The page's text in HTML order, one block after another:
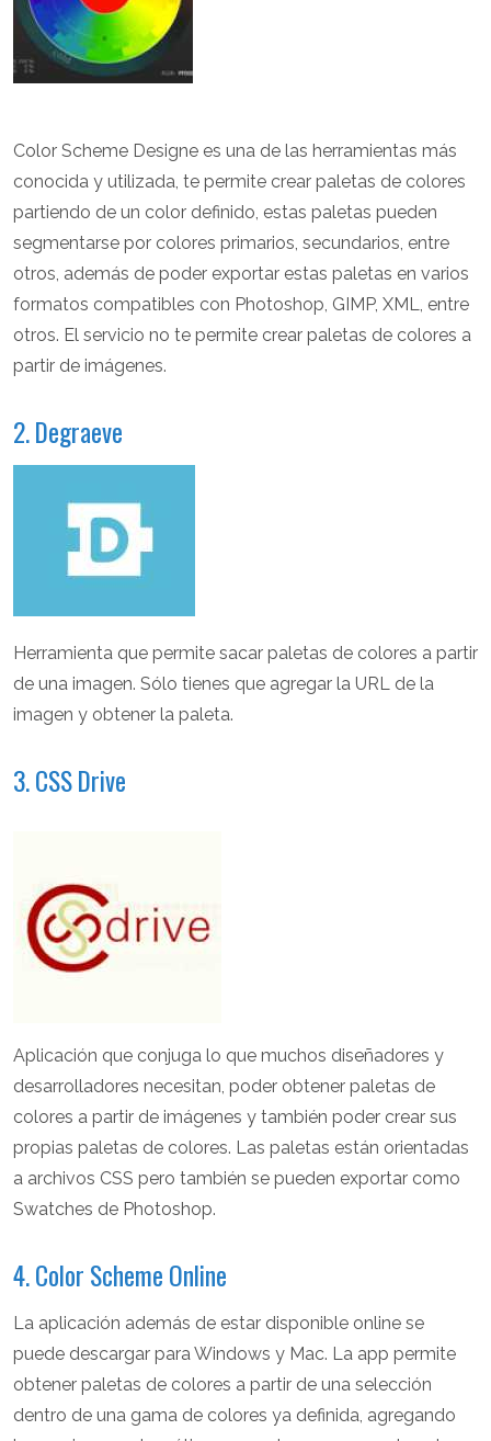
Color Scheme Designe es una de las herramientas más
conocida y utilizada, te permite crear paletas de colores
partiendo de un color definido, estas paletas pueden
segmentarse por colores primarios, secundarios, entre
otros, además de poder exportar estas paletas en varios
formatos compatibles con Photoshop, GIMP, XML, entre
otros. El servicio no te permite crear paletas de colores a
partir de imágenes.
2. Degraeve
Herramienta que permite sacar paletas de colores a partir
de una imagen. Sólo tienes que agregar la URL de la
imagen y obtener la paleta.
3. CSS Drive
Aplicación que conjuga lo que muchos diseñadores y
desarrolladores necesitan, poder obtener paletas de
colores a partir de imágenes y también poder crear sus
propias paletas de colores. Las paletas están orientadas
a archivos CSS pero también se pueden exportar como
Swatches de Photoshop.
4. Color Scheme Online
La aplicación además de estar disponible online se
puede descargar para Windows y Mac. La app permite
obtener paletas de colores a partir de una selección
dentro de una gama de colores ya definida, agregando